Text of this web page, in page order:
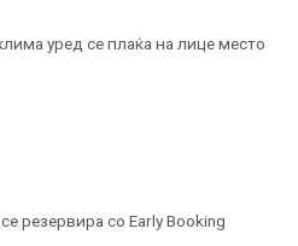
уред се плаќа на лице место
резервира со Early Booking